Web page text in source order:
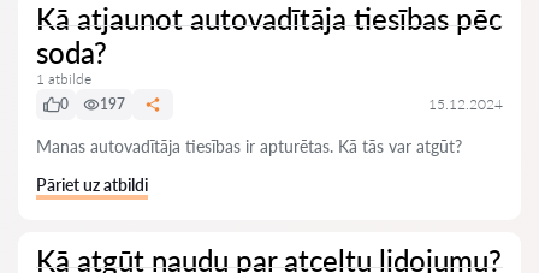
Kā atjaunot autovadītāja tiesības pēc
soda?
1 atbilde
0
197 15.12.2024
Manas autovadītāja tiesības ir apturētas. Kā tās var atgūt?
Pāriet uz atbildi
Kā atgūt naudu par atceltu lidojumu?